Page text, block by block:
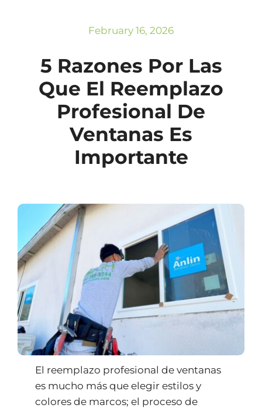
February 16, 2026
5 Razones Por Las
Que El Reemplazo
Profesional De
Ventanas Es
Importante
El reemplazo profesional de ventanas
es mucho más que elegir estilos y
colores de marcos; el proceso de